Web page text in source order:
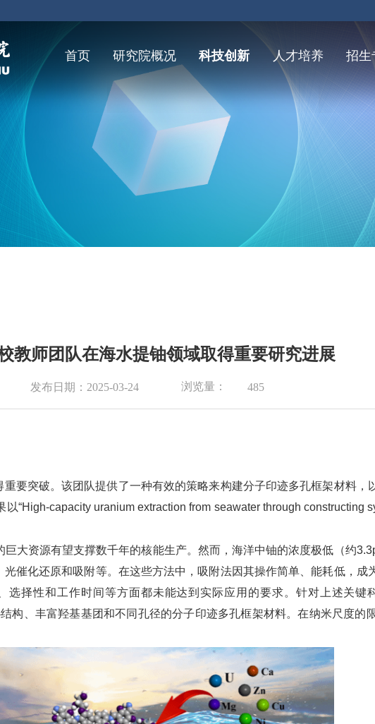
首页 研究院概况 科技创新 人才培养 招生
教师团队在海水提铀领域取得重要研究进展
发布日期：2025-03-24 浏览量： 485
要突破。该团队提供了一种有效的策略来构建分子印迹多孔框架材料
“High-capacity uranium extraction from seawater through constructing
大资源有望支撑数千年的核能生产。然而，海洋中铀的浓度极低（约
催化还原和吸附等。在这些方法中，吸附法因其操作简单、能耗低，成
选择性和工作时间等方面都未能达到实际应用的要求。针对上述关键
构、丰富羟基基团和不同孔径的分子印迹多孔框架材料。在纳米尺度的